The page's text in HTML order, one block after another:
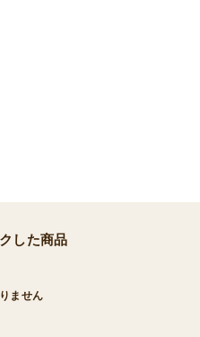
した商品
ません